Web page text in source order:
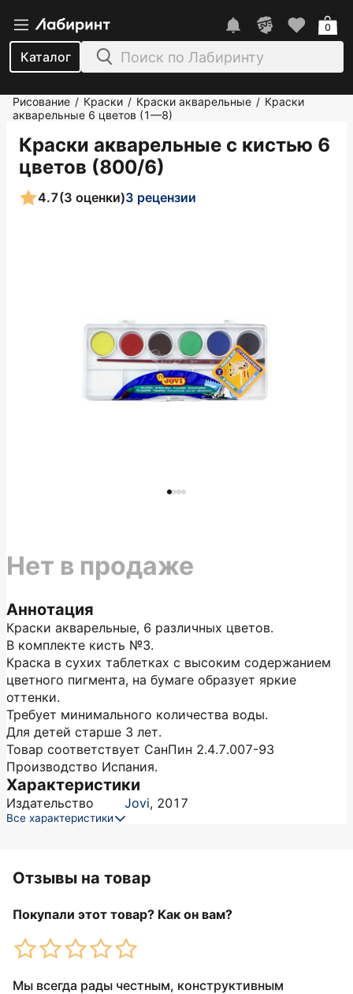
Каталог
0
Рисование / Краски / Краски акварельные / Краски
акварельные 6 цветов (1—8)
Краски акварельные с кистью 6
цветов (800/6)
4.7(3 оценки)3 рецензии
Аннотация
Краски акварельные, 6 различных цветов.
В комплекте кисть №3.
Краска в сухих таблетках с высоким содержанием
цветного пигмента, на бумаге образует яркие
оттенки.
Требует минимального количества воды.
Для детей старше 3 лет.
Товар соответствует СанПин 2.4.7.007-93
Производство Испания.
Характеристики
Издательство Jovi, 2017
Все характеристики
Нет в продаже
Отзывы на товар
Покупали этот товар? Как он вам?
Мы всегда рады честным, конструктивным